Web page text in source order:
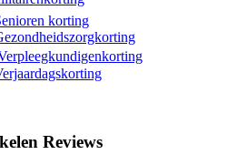
korting
Reviews